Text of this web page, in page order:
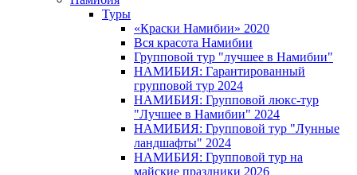
Туры
«Краски Намибии» 2020
Вся красота Намибии
Групповой тур "лучшее в Намибии"
НАМИБИЯ: Гарантированный
групповой тур 2024
НАМИБИЯ: Групповой люкс-тур
"Лучшее в Намибии" 2024
НАМИБИЯ: Групповой тур "Лунные
ландшафты" 2024
НАМИБИЯ: Групповой тур на
майские праздники 2026